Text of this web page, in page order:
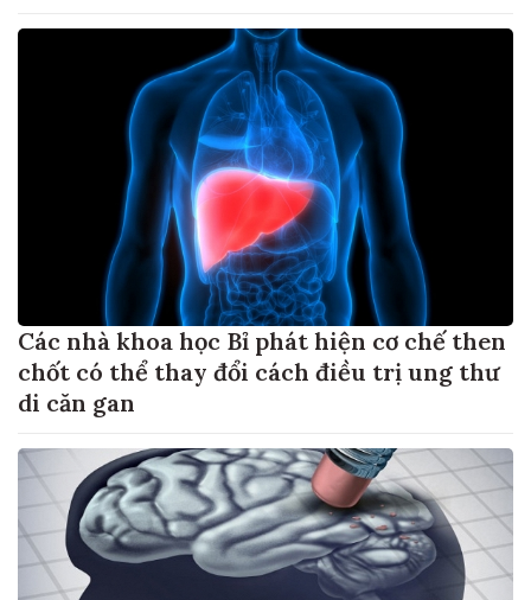
Các nhà khoa học Bỉ phát hiện cơ chế then
chốt có thể thay đổi cách điều trị ung thư
di căn gan